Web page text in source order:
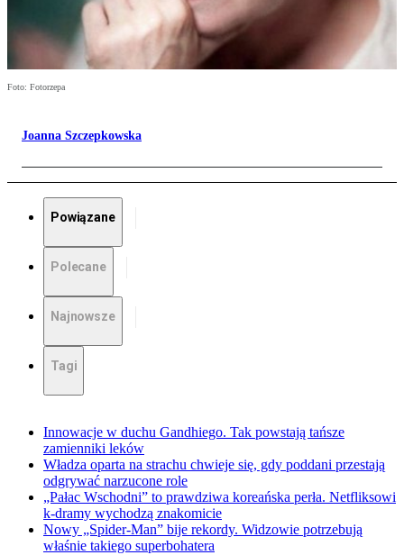
Foto: Fotorzepa
Joanna Szczepkowska
Powiązane
Polecane
Najnowsze
Tagi
Innowacje w duchu Gandhiego. Tak powstają tańsze
zamienniki leków
Władza oparta na strachu chwieje się, gdy poddani przestają
odgrywać narzucone role
„Pałac Wschodni” to prawdziwa koreańska perła. Netfliksowi
k-dramy wychodzą znakomicie
Nowy „Spider-Man” bije rekordy. Widzowie potrzebują
właśnie takiego superbohatera